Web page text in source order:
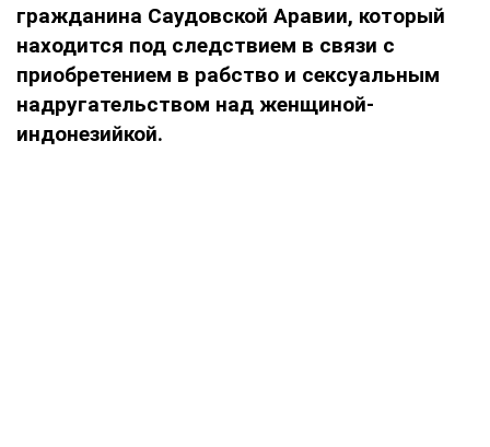
гражданина Саудовской Аравии, который
находится под следствием в связи с
приобретением в рабство и сексуальным
надругательством над женщиной-
индонезийкой.